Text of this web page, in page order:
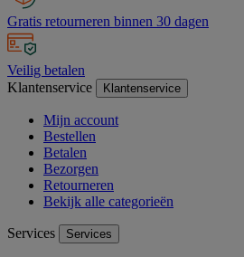
Gratis retourneren binnen 30 dagen
Veilig betalen
Klantenservice
Klantenservice
Mijn account
Bestellen
Betalen
Bezorgen
Retourneren
Bekijk alle categorieën
Services Services